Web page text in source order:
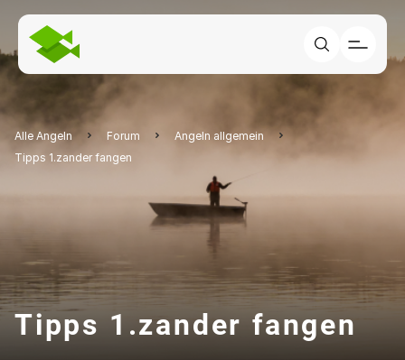
Alle Angeln Forum
Angeln allgemein
Tipps 1.zander fangen
Tipps 1.zander fangen